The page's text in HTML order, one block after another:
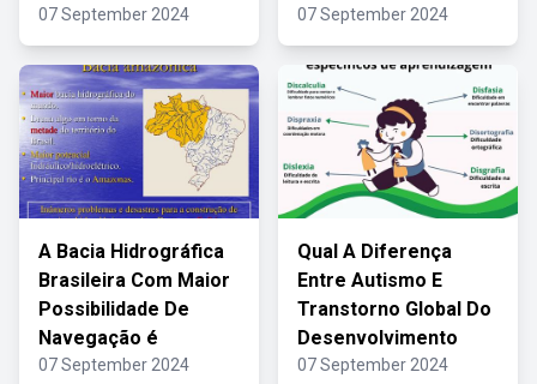
07 September 2024 07 September 2024
A Bacia Hidrográfica
Brasileira Com Maior
Possibilidade De
Navegação é
07 September 2024
Qual A Diferença
Entre Autismo E
Transtorno Global Do
Desenvolvimento
07 September 2024